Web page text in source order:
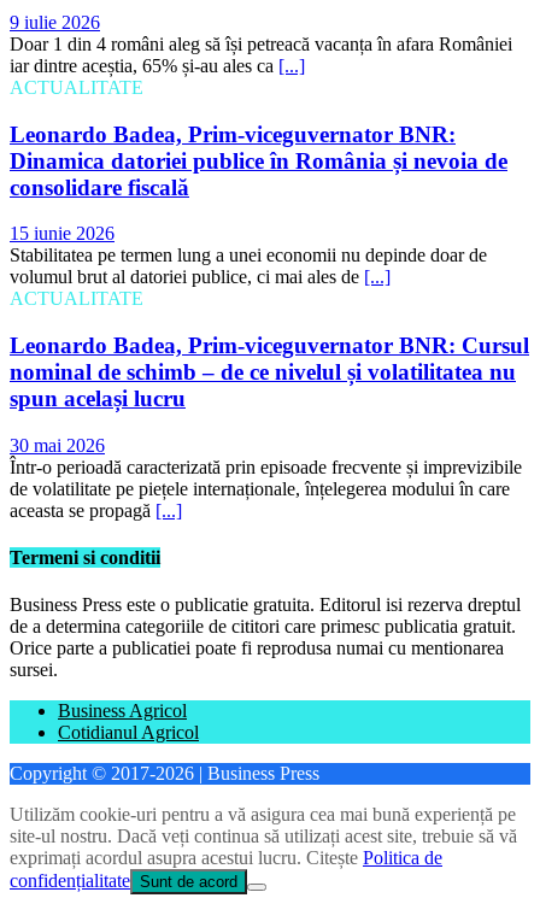
9 iulie 2026
Doar 1 din 4 români aleg să își petreacă vacanța în afara României
iar dintre aceștia, 65% și-au ales ca [...]
ACTUALITATE
Leonardo Badea, Prim-viceguvernator BNR:
Dinamica datoriei publice în România și nevoia de
consolidare fiscală
15 iunie 2026
Stabilitatea pe termen lung a unei economii nu depinde doar de
volumul brut al datoriei publice, ci mai ales de [...]
ACTUALITATE
Leonardo Badea, Prim-viceguvernator BNR: Cursul
nominal de schimb – de ce nivelul și volatilitatea nu
spun același lucru
30 mai 2026
Într-o perioadă caracterizată prin episoade frecvente și imprevizibile
de volatilitate pe piețele internaționale, înțelegerea modului în care
aceasta se propagă [...]
Termeni si conditii
Business Press este o publicatie gratuita. Editorul isi rezerva dreptul
de a determina categoriile de cititori care primesc publicatia gratuit.
Orice parte a publicatiei poate fi reprodusa numai cu mentionarea
sursei.
Business Agricol
Cotidianul Agricol
Copyright © 2017-2026 | Business Press
Utilizăm cookie-uri pentru a vă asigura cea mai bună experiență pe
site-ul nostru. Dacă veți continua să utilizați acest site, trebuie să vă
exprimați acordul asupra acestui lucru. Citește Politica de
confidențialitate Sunt de acord